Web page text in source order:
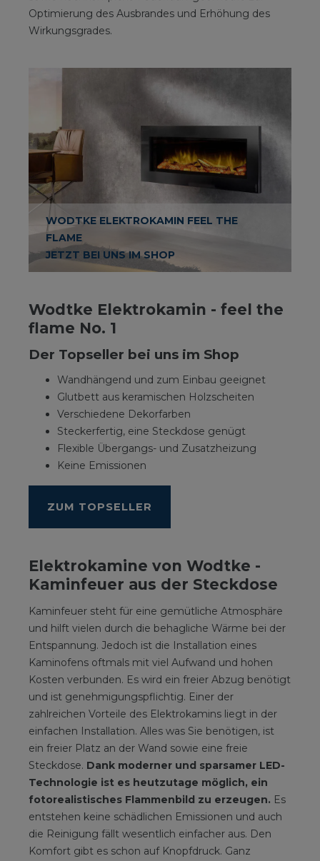
Optimierung des Ausbrandes und Erhöhung des
Wirkungsgrades.
WODTKE ELEKTROKAMIN FEEL THE
FLAME
JETZT BEI UNS IM SHOP
Wodtke Elektrokamin - feel the
flame No. 1
Der Topseller bei uns im Shop
Wandhängend und zum Einbau geeignet
Glutbett aus keramischen Holzscheiten
Verschiedene Dekorfarben
Steckerfertig, eine Steckdose genügt
Flexible Übergangs- und Zusatzheizung
Keine Emissionen
ZUM TOPSELLER
Elektrokamine von Wodtke -
Kaminfeuer aus der Steckdose
Kaminfeuer steht für eine gemütliche Atmosphäre
und hilft vielen durch die behagliche Wärme bei der
Entspannung. Jedoch ist die Installation eines
Kaminofens oftmals mit viel Aufwand und hohen
Kosten verbunden. Es wird ein freier Abzug benötigt
und ist genehmigungspflichtig. Einer der
zahlreichen Vorteile des Elektrokamins liegt in der
einfachen Installation. Alles was Sie benötigen, ist
ein freier Platz an der Wand sowie eine freie
Steckdose. Dank moderner und sparsamer LED-
Technologie ist es heutzutage möglich, ein
fotorealistisches Flammenbild zu erzeugen. Es
entstehen keine schädlichen Emissionen und auch
die Reinigung fällt wesentlich einfacher aus. Den
Komfort gibt es schon auf Knopfdruck. Ganz